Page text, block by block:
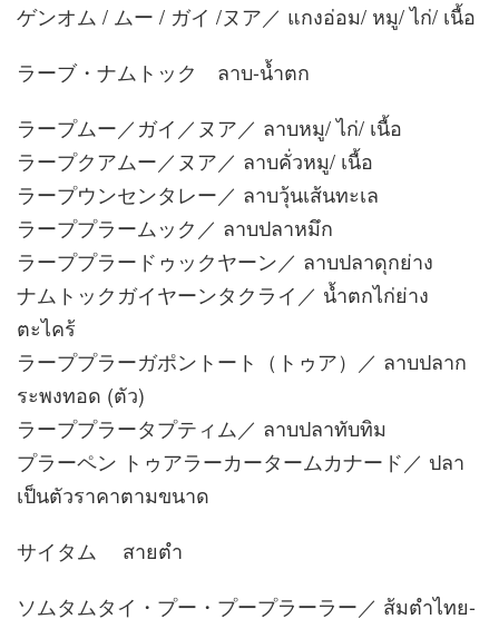
ゲンオム / ムー / ガイ /ヌア／ แกงอ่อม/ หมู/ ไก่/ เนื้อ
ラーブ・ナムトック ลาบ-น้ำตก
ラープムー／ガイ／ヌア／ ลาบหมู/ ไก่/ เนื้อ
ラープクアムー／ヌア／ ลาบคั่วหมู/ เนื้อ
ラープウンセンタレー／ ลาบวุ้นเส้นทะเล
ラーププラームック／ ลาบปลาหมึก
ラーププラードゥックヤーン／ ลาบปลาดุกย่าง
ナムトックガイヤーンタクライ／ น้ำตกไก่ย่าง
ตะไคร้
ラーププラーガポントート（トゥア）／ ลาบปลาก
ระพงทอด (ตัว)
ラーププラータプティム／ ลาบปลาทับทิม
プラーペン トゥアラーカータームカナード／ ปลา
เป็นตัวราคาตามขนาด
サイタム สายตำ
ソムタムタイ・プー・プープラーラー／ ส้มตำไทย-